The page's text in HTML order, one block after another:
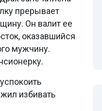
прерывает
Он валит ее
оказавшийся
мужчину.
избивать